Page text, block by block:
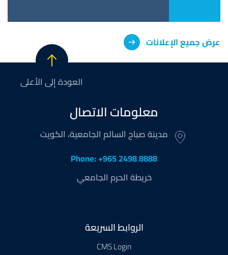
عرض جميع الإعلانات
العودة إلى الأعلى
معلومات الاتصال
مدينة صباح السالم الجامعية، الكويت
Phone: +965 2498 8888
خريطة الحرم الجامعي
الروابط السريعة
CMS Login